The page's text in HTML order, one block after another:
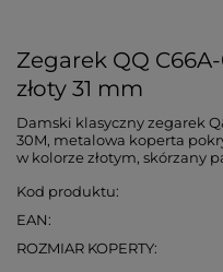
Zegarek QQ
złoty 31 mm
Damski klasyczny zegarek
30M, metalowa koperta
w kolorze złotym, skórzany
Kod produktu
EAN
ROZMIAR KOPERTY